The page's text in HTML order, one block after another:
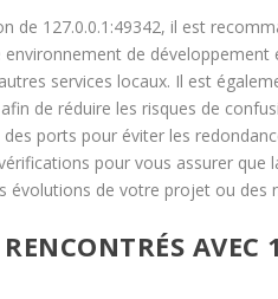
de 127.0.0.1:49342, il est
environnement de
services locaux. Il est
de réduire les risques de
ports pour éviter les
pour vous assurer
de votre projet ou des